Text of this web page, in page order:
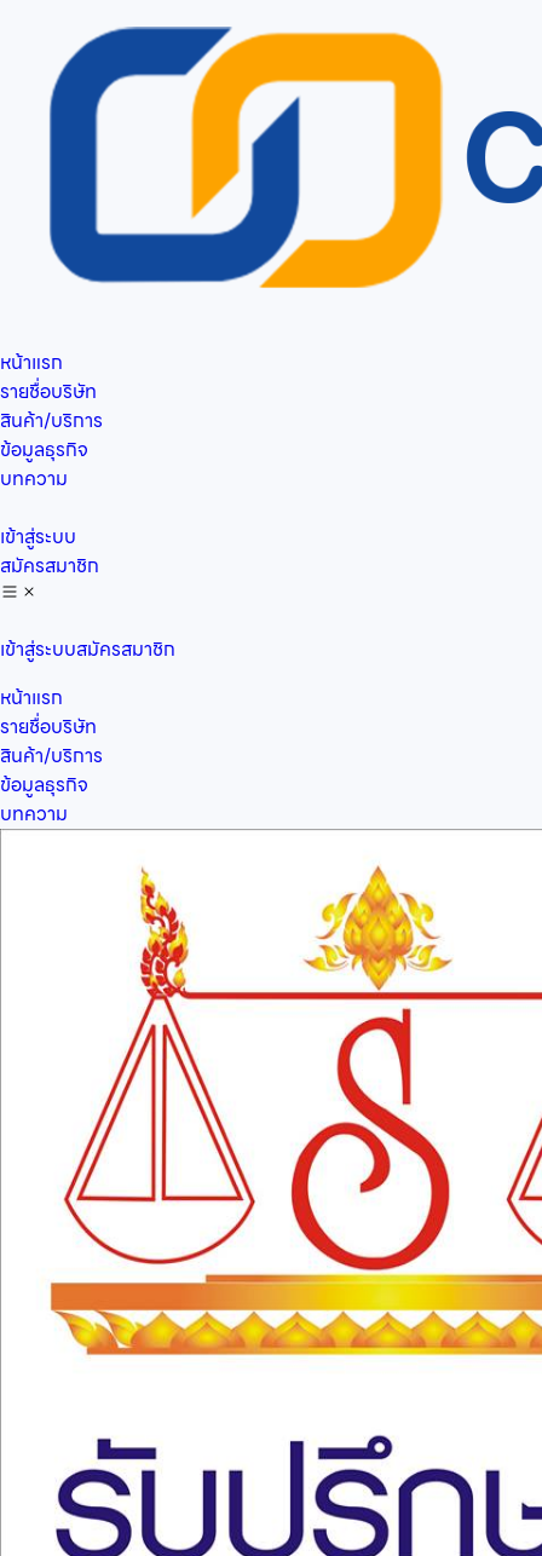
หน้าแรก
รายชื่อบริษัท
สินค้า/บริการ
ข้อมูลธุรกิจ
บทความ
เข้าสู่ระบบ
สมัครสมาชิก
เข้าสู่ระบบสมัครสมาชิก
หน้าแรก
รายชื่อบริษัท
สินค้า/บริการ
ข้อมูลธุรกิจ
บทความ